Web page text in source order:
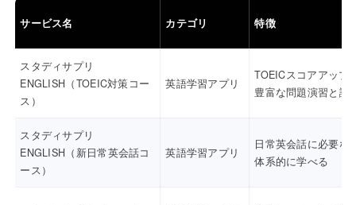
サービス名 カテゴリ 特徴
スタディサプリ
ENGLISH（TOEIC対策コー
ス）
英語学習アプリ
TOEICスコアアップ
豊富な問題演習と講
スタディサプリ
ENGLISH（新日常英会話コ
ース）
英語学習アプリ
日常英会話に必要な
体系的に学べる